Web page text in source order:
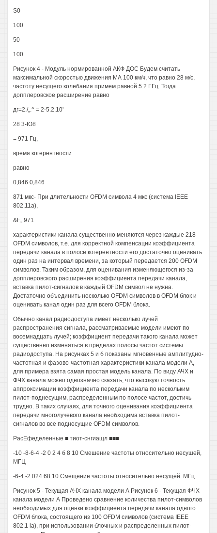
S0
100
50
100
Рисунок 4 - Модуль нормированной АКФ ДОС Будем считать
максимальной скоростью движения МА 100 км/ч, что равно 28 м/с,
частоту несущего колебания примем равной 5.2 ГГц. Тогда
допплеровское расширение равно
дг=2./„.^ = 2-5.2.10'
28 3-Ю8
= 971 Гц,
время когерентности
равно
0,846 0,846
871 мкс- При длительности OFDM символа 4 мкс (система IEEE
802.11а),
&F„ 971
характеристики канала существенно меняются через каждые 218
OFDM символов, т.е. для корректной компенсации коэффициента
передачи канала в полосе когерентности его достаточно оценивать
один раз на интервал времени, за который передается 200 OFDM
символов. Таким образом, для оценивания изменяющегося из-за
допплеровского расширения коэффициента передачи канала,
вставка пилот-сигналов в каждый OFDM символ не нужна.
Достаточно объединить несколько OFDM символов в OFDM блок и
оценивать канал один раз для всего OFDM блока.
Обычно канал радиодоступа имеет несколько лучей
распространения сигнала, рассматриваемые модели имеют по
восемнадцать лучей; коэффициент передачи такого канала может
существенно изменяться в пределах полосы частот системы
радиодоступа. На рисунках 5 и б показаны мгновенные амплитудно-
частотная и фазово-частотная характеристики канала модели А,
для примера взята самая простая модель канала. По виду АЧХ и
ФЧХ канала можно однозначно сказать, что высокую точность
аппроксимации коэффициента передачи канала по нескольким
пилот-поднесущим, распределенным по полосе частот, достичь
трудно. В таких случаях, для точного оценивания коэффициента
передачи многолучевого канала необходима вставка пилот-
сигналов во все поднесущие OFDM символов.
РасЕфеделенные ■ тиот-снгиащл ■■■
-10 -8-6-4 -2 0 2 4 б 8 10 Смешение частоты относительно несушей,
МГЦ
-6-4 -2 024 68 10 Смещение частоты относительно несущей. МГц
Рисунок 5 - Текущая АЧХ канала модели А Рисунок 6 - Текущая ФЧХ
канала модели А Проведено сравнение количества пилот-символов
необходимых для оценки коэффициента передачи канала одного
OFDM блока, состоящего из 100 OFDM символов (система IEEE
802.1 la), при использовании блочных и распределенных пилот-